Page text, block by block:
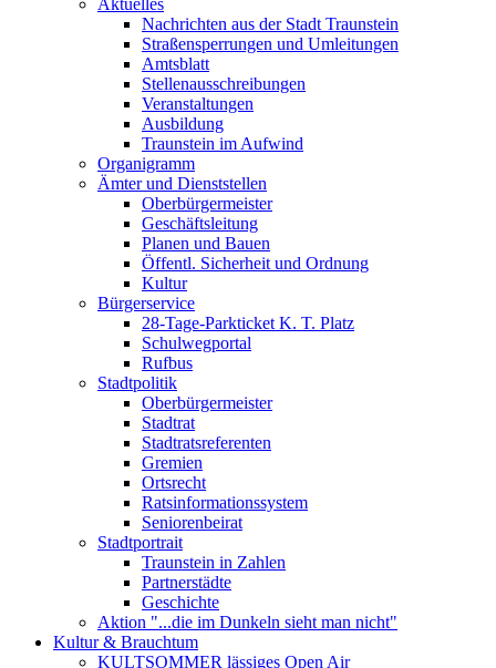
Aktuelles
Nachrichten aus der Stadt Traunstein
Straßensperrungen und Umleitungen
Amtsblatt
Stellenausschreibungen
Veranstaltungen
Ausbildung
Traunstein im Aufwind
Organigramm
Ämter und Dienststellen
Oberbürgermeister
Geschäftsleitung
Planen und Bauen
Öffentl. Sicherheit und Ordnung
Kultur
Bürgerservice
28-Tage-Parkticket K. T. Platz
Schulwegportal
Rufbus
Stadtpolitik
Oberbürgermeister
Stadtrat
Stadtratsreferenten
Gremien
Ortsrecht
Ratsinformationssystem
Seniorenbeirat
Stadtportrait
Traunstein in Zahlen
Partnerstädte
Geschichte
Aktion "...die im Dunkeln sieht man nicht"
Kultur & Brauchtum
KULTSOMMER lässiges Open Air